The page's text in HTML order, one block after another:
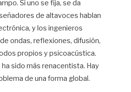
Si uno se fija, se da
de altavoces hablan
y los ingenieros
ondas, reflexiones, difusión,
propios y psicoacústica.
sido más renacentista. Hay
de una forma global.